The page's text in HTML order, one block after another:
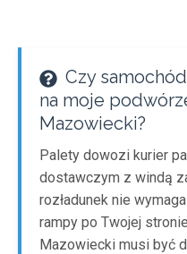
Czy
na moje
Mazowiecki?
Palety dowozi kurier
dostawczym z windą
rozładunek nie
rampy po Twojej
Mazowiecki musi być